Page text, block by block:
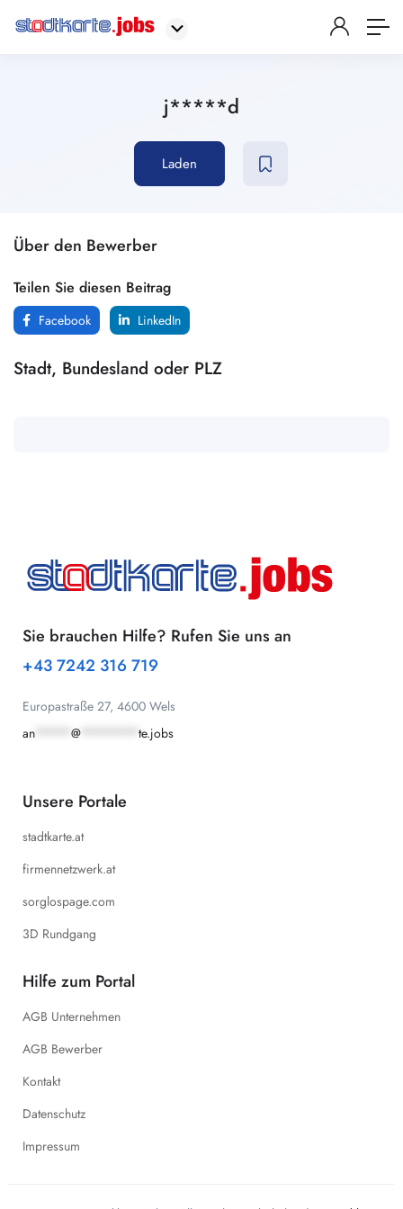
j*****d
Laden
Über den Bewerber
Teilen Sie diesen Beitrag
Facebook LinkedIn
Stadt, Bundesland oder PLZ
Sie brauchen Hilfe? Rufen Sie uns an
+43 7242 316 719
Europastraße 27, 4600 Wels
an
@ te.jobs
Unsere Portale
stadtkarte.at
firmennetzwerk.at
sorglospage.com
3D Rundgang
Hilfe zum Portal
AGB Unternehmen
AGB Bewerber
Kontakt
Datenschutz
Impressum